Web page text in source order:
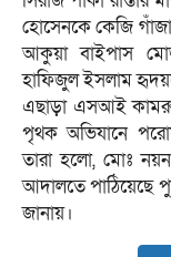
হোসেনকে কেজি
আকুয়া বাইপাস
হাফিজুল ইসলাম
এছাড়া এসআই
পৃথক অভিযানে
তারা হলো, মোঃ
আদালতে পাঠিয়েছে
জানায়।